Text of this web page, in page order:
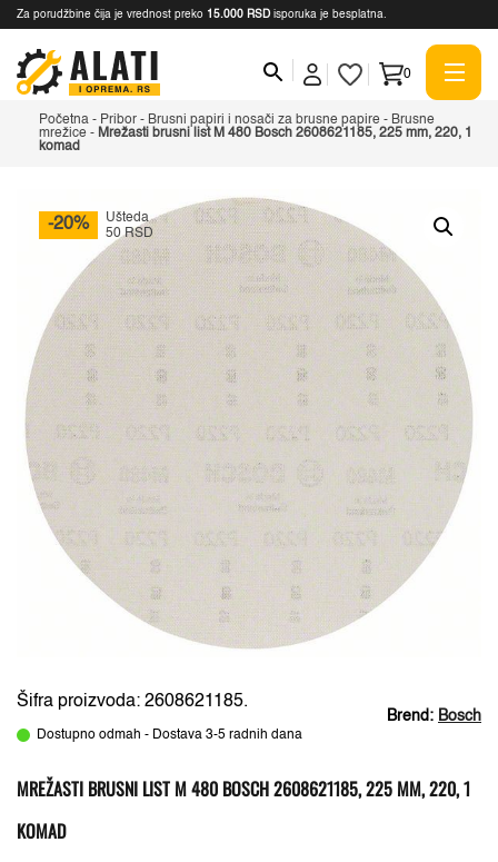
Za porudžbine čija je vrednost preko 15.000 RSD isporuka je besplatna.
0
Početna - Pribor - Brusni papiri i nosači za brusne papire - Brusne
mrežice - Mrežasti brusni list M 480 Bosch 2608621185, 225 mm, 220, 1
komad
-20%
Ušteda
50 RSD
Brend: Bosch
Šifra proizvoda: 2608621185.
Dostupno odmah - Dostava 3-5 radnih dana
MREŽASTI BRUSNI LIST M 480 BOSCH 2608621185, 225 MM, 220, 1
KOMAD